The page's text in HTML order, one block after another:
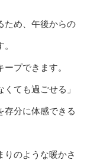
ため、午後からの
プできます。
ても過ごせる」
存分に体感できる
りのような暖かさ